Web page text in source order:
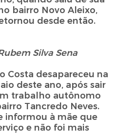
bairro Novo Aleixo,
desde então.
Silva Sena
Costa desapareceu na
deste ano, após sair
trabalho autônomo
Tancredo Neves.
informou à mãe que
e não foi mais